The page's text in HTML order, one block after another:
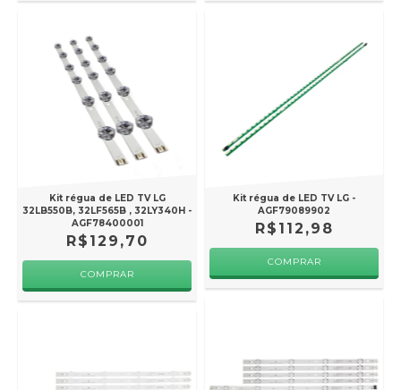
Kit régua de LED TV LG
32LB550B, 32LF565B , 32LY340H -
AGF78400001
R$129,70
Kit régua de LED TV LG -
AGF79089902
R$112,98